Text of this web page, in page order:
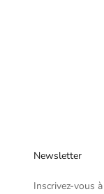
Newsletter
Inscrivez-vous